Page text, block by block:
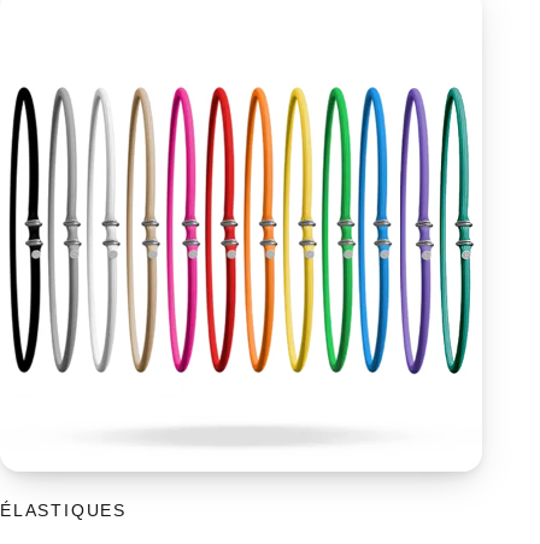
ÉLASTIQUES